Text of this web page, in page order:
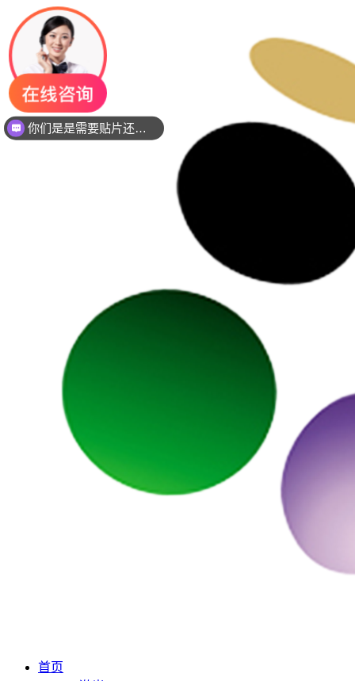
首页
你们是是需要贴片还是插件灯珠呢？